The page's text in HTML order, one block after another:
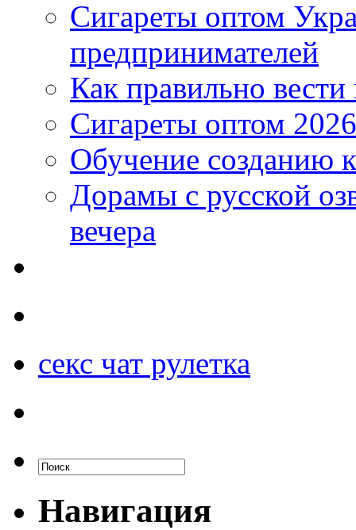
Сигареты оптом
предпринимателей
Как правильно
Сигареты оптом
Обучение созданию
Дорамы с русской
вечера
секс чат рулетка
Навигация